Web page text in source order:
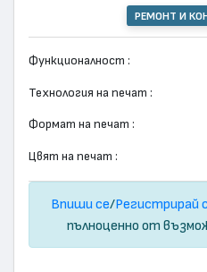
РЕМОНТ И
Функционалност :
Технология на печат :
Формат на печат :
Цвят на печат :
Впиши се/Регистрирай
пълноценно от